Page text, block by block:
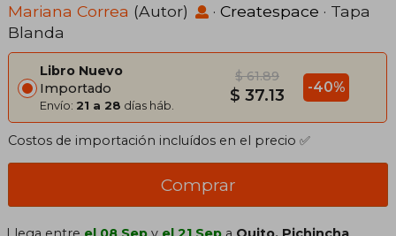
mas Fuerte, mas Rapido y Ponerse
en Forma
Mariana Correa (Autor) · Createspace · Tapa
Blanda
Libro Nuevo
Importado
Envío: 21 a 28 días háb.
$ 61.89
$ 37.13 -40%
Costos de importación incluídos en el precio ✅
Comprar